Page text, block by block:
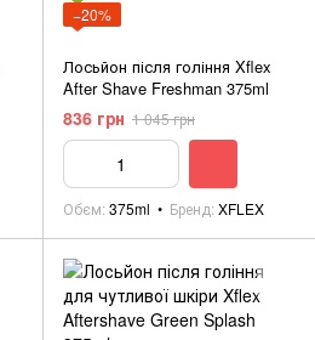
−20%
Лосьйон після гоління Xflex
After Shave Freshman 375ml
836 грн 1 045 грн
Обєм 375ml Бренд XFLEX